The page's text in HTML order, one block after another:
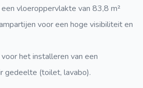
vloeroppervlakte van 83,8 m²
voor een hoge visibiliteit en
het installeren van een
gedeelte (toilet, lavabo).